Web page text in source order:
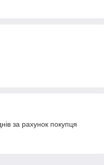
за рахунок покупця